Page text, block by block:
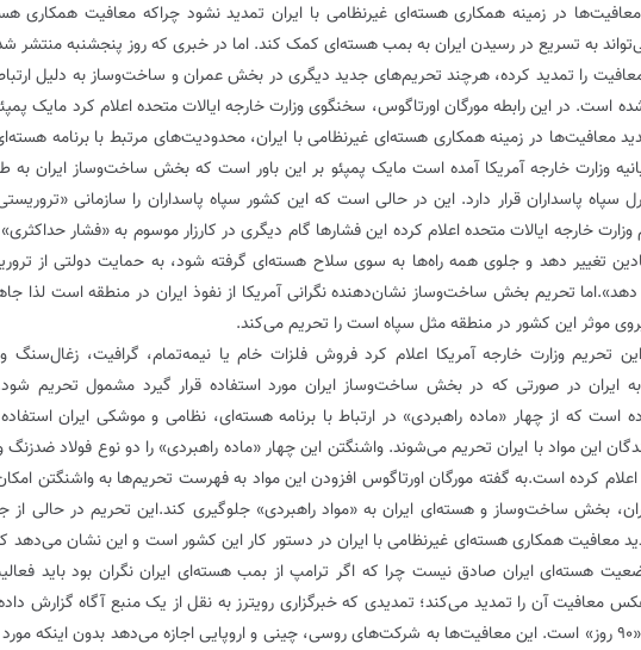
در زمینه همکاری هسته‌ای غیرنظامی با ایران تمدید نشود چرا‌که معافیت همکاری
به تسریع در رسیدن ایران به بمب هسته‌ای کمک کند. اما در خبری که روز پنجشنبه منتشر
معافیت را تمدید کرده، هرچند تحریم‌های جدید دیگری در بخش عمران و ساخت‌و‌ساز به دلیل
است. در این رابطه مورگان اورتاگوس، سخنگوی وزارت خارجه ایالات متحده اعلام کرد مایک
معافیت‌ها در زمینه همکاری هسته‌ای غیرنظامی با ایران، محدودیت‌های مرتبط با برنامه
وزارت خارجه آمریکا آمده است مایک پمپئو بر این باور است که بخش ساخت‌و‌ساز ایران به
سپاه پاسداران قرار دارد. این در حالی است که این کشور سپاه پاسداران را سازمانی
خارجه ایالات متحده اعلام کرده این فشارها گام دیگری در کارزار موسوم به «فشار
تغییر دهد و جلوی همه راه‌ها به سوی سلاح هسته‌ای گرفته شود، به حمایت دولتی از
دهد».اما تحریم بخش ساخت‌و‌ساز نشان‌دهنده‌ نگرانی آمریکا از نفوذ ایران در منطقه است لذا
موثر این کشور در منطقه مثل سپاه است را تحریم می‌کند.
وزارت خارجه آمریکا اعلام کرد فروش فلزات خام یا نیمه‌تمام، گرافیت، زغال‌سنگ و
ایران در صورتی که در بخش ساخت‌و‌ساز ایران مورد استفاده قرار گیرد مشمول تحریم
که از چهار «ماده راهبردی» در ارتباط با برنامه هسته‌ای، نظامی و موشکی ایران
این مواد با ایران تحریم‌ می‌شوند. واشنگتن این چهار «ماده راهبردی» را دو نوع فولاد ضدزنگ
کرده است.به گفته مورگان اورتاگوس افزودن این مواد به فهرست تحریم‌ها به واشنگتن
بخش ساخت‌و‌ساز و هسته‌ای ایران به «مواد راهبردی» جلوگیری کند.این تحریم در حالی از
معافیت همکاری هسته‌ای غیرنظامی با ایران در دستور کار این کشور است‌ و این نشان می‌دهد
هسته‌ای ایران صادق نیست چرا که اگر ترامپ از بمب هسته‌ای ایران نگران بود باید
معافیت آن‌ را تمدید می‌کند؛ تمدیدی که خبرگزاری رویترز به نقل از یک منبع آگاه گزارش
معافیت‌ها برای مدت «۹۰ روز» است. این معافیت‌ها به شرکت‌های روسی‌، چینی و اروپایی اجازه می‌دهد بدون اینکه